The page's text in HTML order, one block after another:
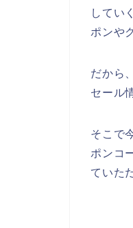
してい
ポンや
だから
セール
そこで
ポンコ
ていた